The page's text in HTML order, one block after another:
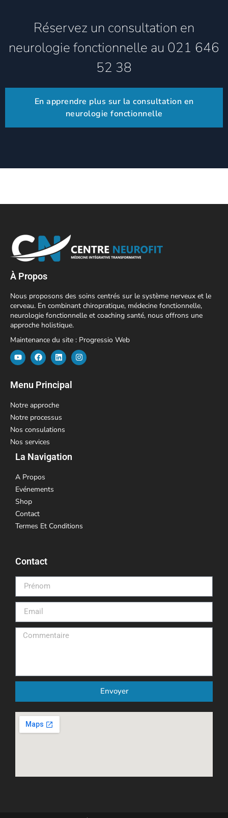
Réservez un consultation en
neurologie fonctionnelle au 021 646
52 38
En apprendre plus sur la consultation en
neurologie fonctionnelle
À Propos
Nous proposons des soins centrés sur le système nerveux et le
cerveau. En combinant chiropratique, médecine fonctionnelle,
neurologie fonctionnelle et coaching santé, nous offrons une
approche holistique.
Maintenance du site : Progressio Web
Menu Principal
Notre approche
Notre processus
Nos consulations
Nos services
La Navigation
A Propos
Evénements
Shop
Contact
Termes Et Conditions
Contact
Envoyer